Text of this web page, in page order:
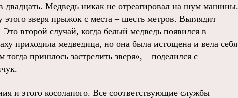
двадцать. Медведь никак не отреагировал на шум машины.
зверя прыжок с места – шесть метров. Выглядит
второй случай, когда белый медведь появился в
приходила медведица, но она была истощена и вела себя
пришлось застрелить зверя», – поделился с
и этого косолапого. Все соответствующие службы